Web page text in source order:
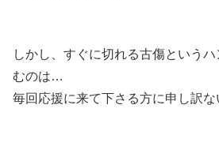
しかし、すぐに切れる古傷という
むのは…
毎回応援に来て下さる方に申し訳な